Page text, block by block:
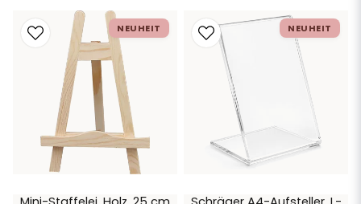
NEUHEIT NEUHEIT